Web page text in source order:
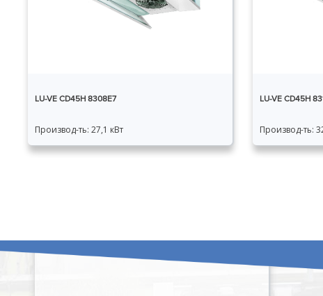
LU-VE CD45H 8308E7
Производ-ть: 27,1 кВт
LU-VE CD45H
Производ-ть: